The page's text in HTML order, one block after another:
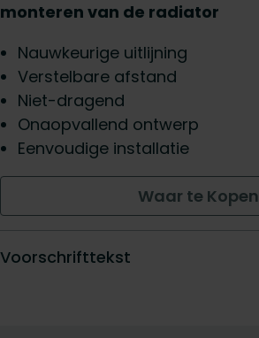
monteren van de radiator
Nauwkeurige uitlijning
Verstelbare afstand
Niet-dragend
Onaopvallend ontwerp
Eenvoudige installatie
Waar te Kopen
Voorschrifttekst